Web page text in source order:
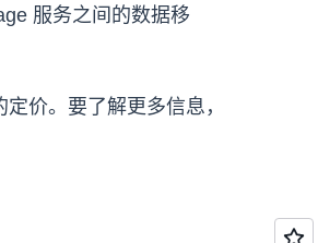
服务之间的数据移
价。要了解更多信息，